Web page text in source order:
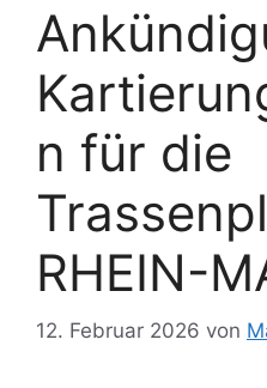
n für die
RHEIN-
12. Februar 2026 von